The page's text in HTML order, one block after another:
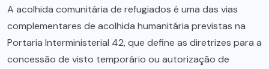
A acolhida comunitária de refugiados é uma das vias
complementares de acolhida humanitária previstas na
Portaria Interministerial 42, que define as diretrizes para a
concessão de visto temporário ou autorização de